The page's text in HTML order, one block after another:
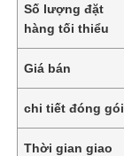
Số lượng đặt
hàng tối thiểu
Giá bán
chi tiết đóng gói
Thời gian giao